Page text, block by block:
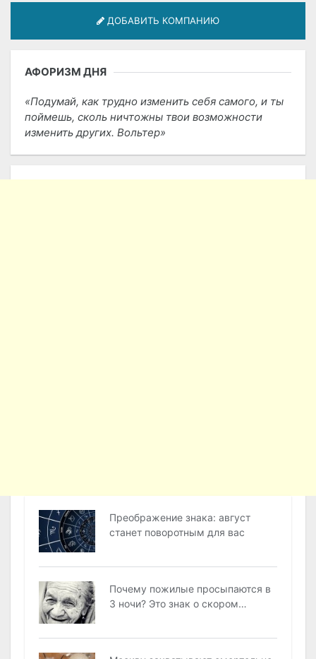
ДОБАВИТЬ КОМПАНИЮ
АФОРИЗМ ДНЯ
Подумай, как трудно изменить себя самого, и ты
поймешь, сколь ничтожны твои возможности
изменить других. Вольтер
Преображение знака: август
станет поворотным для вас
Почему пожилые просыпаются в
3 ночи? Это знак о скором…